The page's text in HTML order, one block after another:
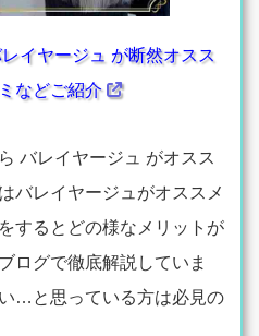
イヤージュ が断然オスス
などご紹介
バレイヤージュ がオスス
バレイヤージュがオススメ
するとどの様なメリットが
ログで徹底解説していま
…と思っている方は必見の